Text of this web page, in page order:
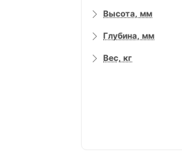
Высота, мм
Глубина, мм
Вес, кг